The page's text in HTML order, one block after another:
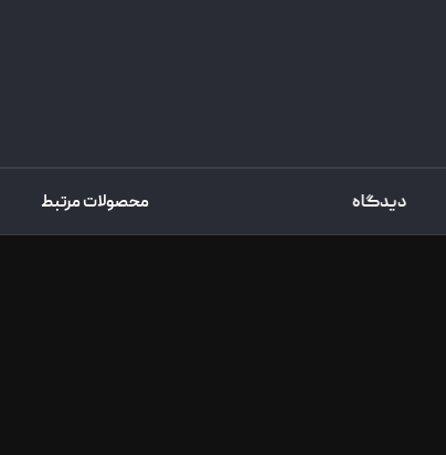
دیدگاه محصولات مرتبط